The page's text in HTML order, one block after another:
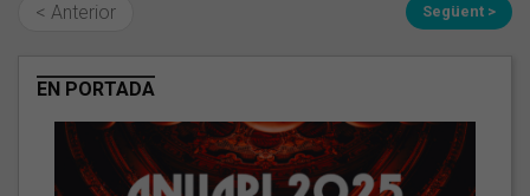
< Anterior Següent >
EN PORTADA